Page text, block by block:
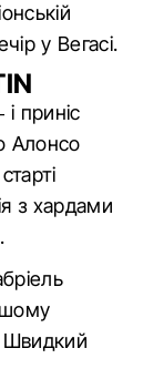
у Вегасі.
приніс
Алонсо
з хардами
Швидкий